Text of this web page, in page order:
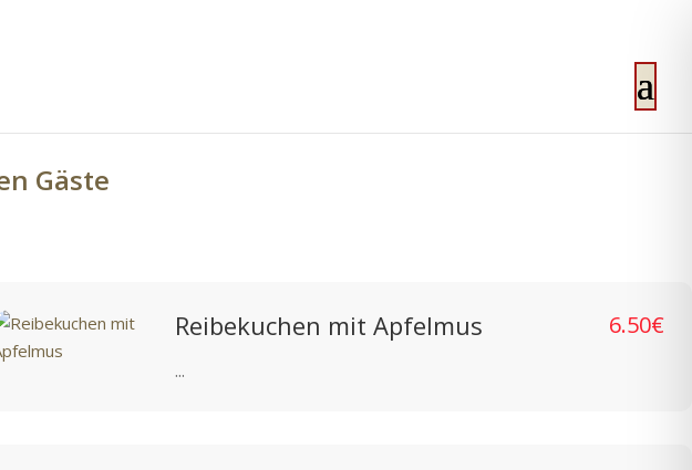
Gäste
Reibekuchen mit Apfelmus 6.50€
...